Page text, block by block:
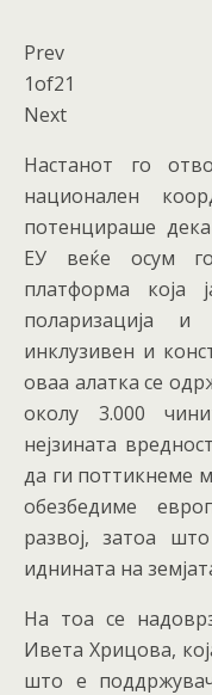
Prev
1of21
Next
Настанот го
национален
потенцираше
ЕУ веќе осум
платформа која
поларизација и
инклузивен и
оваа алатка се
околу 3.000
нејзината
да ги поттикнеме
обезбедиме
развој, затоа
иднината на
На тоа се
Ивета Хрицова,
што е